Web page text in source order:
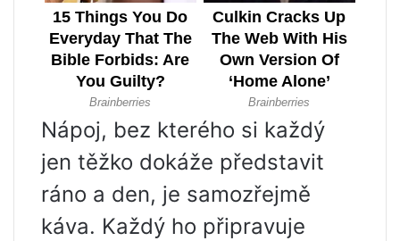
Nápoj, bez kterého si každý
jen těžko dokáže představit
ráno a den, je samozřejmě
káva. Každý ho připravuje